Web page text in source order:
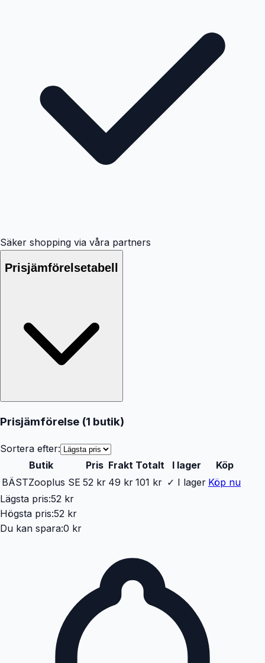
Säker shopping via våra partners
Prisjämförelsetabell
Prisjämförelse (1 butik)
Sortera efter:
Butik
Pris Frakt Totalt I lager
Köp
BÄSTZooplus SE 52 kr 49 kr 101 kr ✓ I lager Köp nu
Lägsta pris:52 kr
Högsta pris:52 kr
Du kan spara:0 kr